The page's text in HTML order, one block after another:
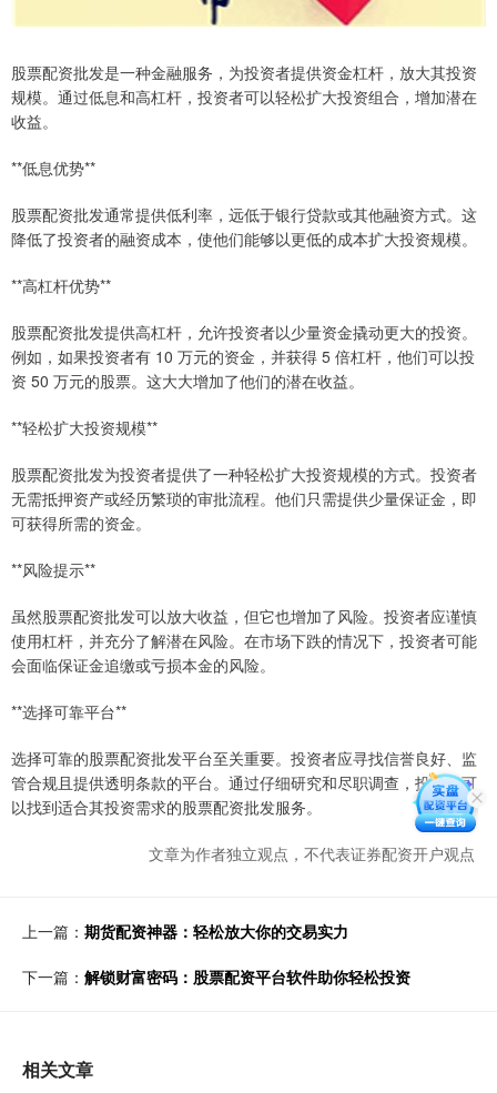
股票配资批发是一种金融服务，为投资者提供资金杠杆，放大其投资
规模。通过低息和高杠杆，投资者可以轻松扩大投资组合，增加潜在
收益。
**低息优势**
股票配资批发通常提供低利率，远低于银行贷款或其他融资方式。这
降低了投资者的融资成本，使他们能够以更低的成本扩大投资规模。
**高杠杆优势**
股票配资批发提供高杠杆，允许投资者以少量资金撬动更大的投资。
例如，如果投资者有 10 万元的资金，并获得 5 倍杠杆，他们可以投
资 50 万元的股票。这大大增加了他们的潜在收益。
**轻松扩大投资规模**
股票配资批发为投资者提供了一种轻松扩大投资规模的方式。投资者
无需抵押资产或经历繁琐的审批流程。他们只需提供少量保证金，即
可获得所需的资金。
**风险提示**
虽然股票配资批发可以放大收益，但它也增加了风险。投资者应谨慎
使用杠杆，并充分了解潜在风险。在市场下跌的情况下，投资者可能
会面临保证金追缴或亏损本金的风险。
**选择可靠平台**
选择可靠的股票配资批发平台至关重要。投资者应寻找信誉良好、监
管合规且提供透明条款的平台。通过仔细研究和尽职调查，投资者可
以找到适合其投资需求的股票配资批发服务。
文章为作者独立观点，不代表证券配资开户观点
上一篇： 期货配资神器：轻松放大你的交易实力
下一篇： 解锁财富密码：股票配资平台软件助你轻松投资
相关文章